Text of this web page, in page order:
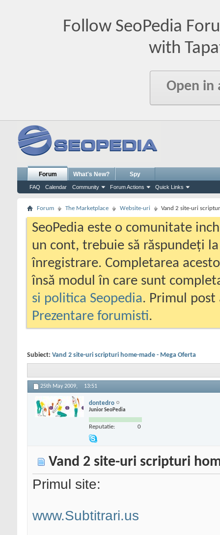
Follow SeoPedia
with
Open in
Forum
FAQ Calendar Community Forum Actions Quick Links
What's New? Spy
Forum The Marketplace Website-uri Vand 2 site-uri
SeoPedia este o comunitate
un cont, trebuie să răspundeți
înregistrare. Completarea
însă modul în care sunt
si politica Seopedia. Primul
Prezentare forumisti.
Subiect: Vand 2 site-uri scripturi home-made - Mega Oferta
25th May 2009, 13:51
dontedro
Junior SeoPedia
Reputatie: 0
Vand 2 site-uri scripturi
Primul site:
www.Subtitrari.us